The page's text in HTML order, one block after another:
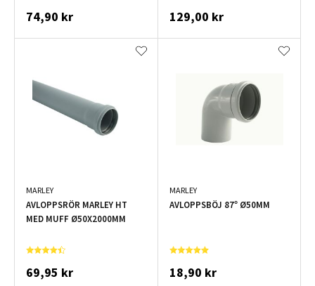
74,90 kr 129,00 kr
MARLEY
AVLOPPSRÖR MARLEY HT
MED MUFF Ø50X2000MM
69,95 kr
MARLEY
AVLOPPSBÖJ 87° Ø50MM
18,90 kr